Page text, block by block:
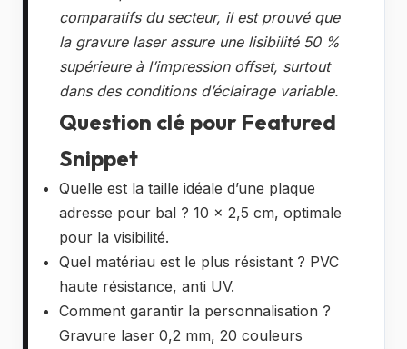
comparatifs du secteur, il est prouvé que
la gravure laser assure une lisibilité 50 %
supérieure à l’impression offset, surtout
dans des conditions d’éclairage variable.
Question clé pour Featured
Snippet
Quelle est la taille idéale d’une plaque
adresse pour bal ? 10 x 2,5 cm, optimale
pour la visibilité.
Quel matériau est le plus résistant ? PVC
haute résistance, anti UV.
Comment garantir la personnalisation ?
Gravure laser 0,2 mm, 20 couleurs